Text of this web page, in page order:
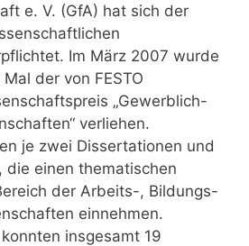
e. V. (GfA) hat sich der
Im März 2007 wurde
der von FESTO
„Gewerblich-
verliehen.
je zwei Dissertationen und
die einen thematischen
der Arbeits-, Bildungs-
einnehmen.
insgesamt 19